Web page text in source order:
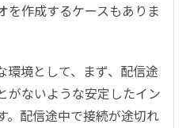
を作成するケースもありま
環境として、まず、配信途
がないような安定したイン
。配信途中で接続が途切れ